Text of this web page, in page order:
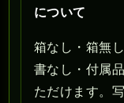
について
箱なし・箱無
書なし・付属
ただけます。